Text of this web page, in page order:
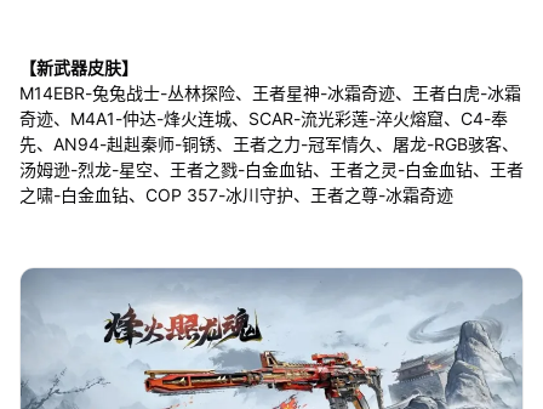
【新武器皮肤】
M14EBR-兔兔战士-丛林探险、王者星神-冰霜奇迹、王者白虎-冰霜
奇迹、M4A1-仲达-烽火连城、SCAR-流光彩莲-淬火熔窟、C4-奉
先、AN94-赳赳秦师-铜锈、王者之力-冠军情久、屠龙-RGB骇客、
汤姆逊-烈龙-星空、王者之戮-白金血钻、王者之灵-白金血钻、王者
之啸-白金血钻、COP 357-冰川守护、王者之尊-冰霜奇迹